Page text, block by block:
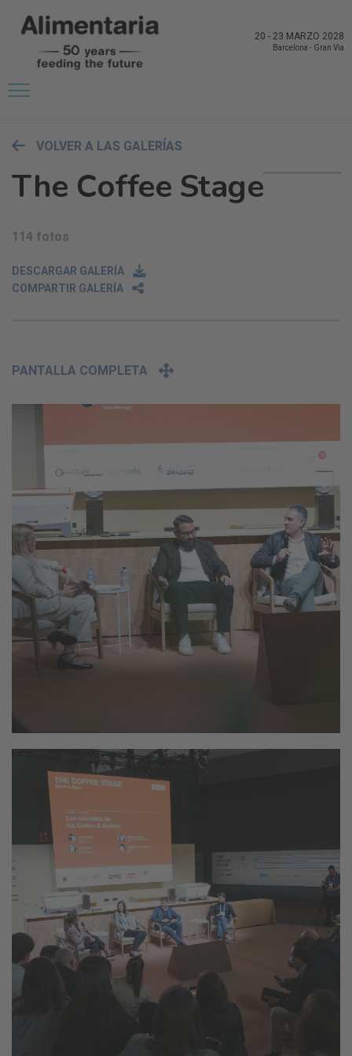
20 - 23 MARZO 2028
Barcelona - Gran Via
VOLVER A LAS GALERÍAS
The Coffee Stage
114 fotos
DESCARGAR GALERÍA
COMPARTIR GALERÍA
PANTALLA COMPLETA